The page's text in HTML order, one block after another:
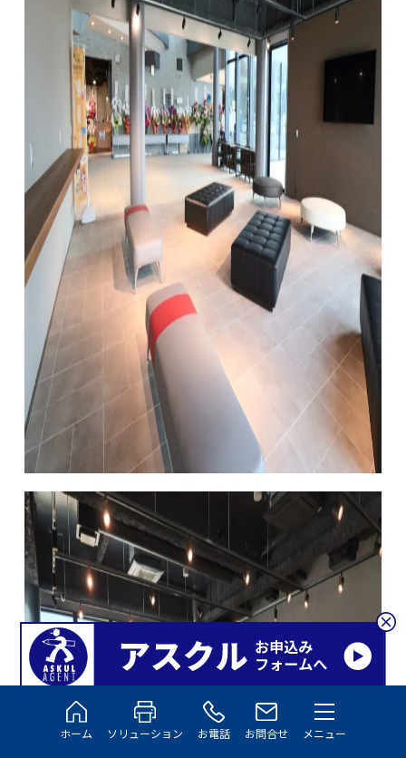
ホーム ソリューション お電話 お問合せ メニュー